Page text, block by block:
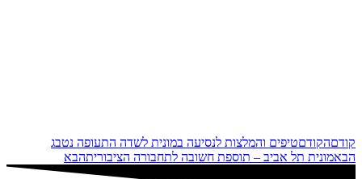
קודםהקודםטיפים והמלצות לנסיעה במונית לשדה התעופה נטבג
הבאמונית תל אביב – תוספת חשובה לתחבורה הציבוריתהבא